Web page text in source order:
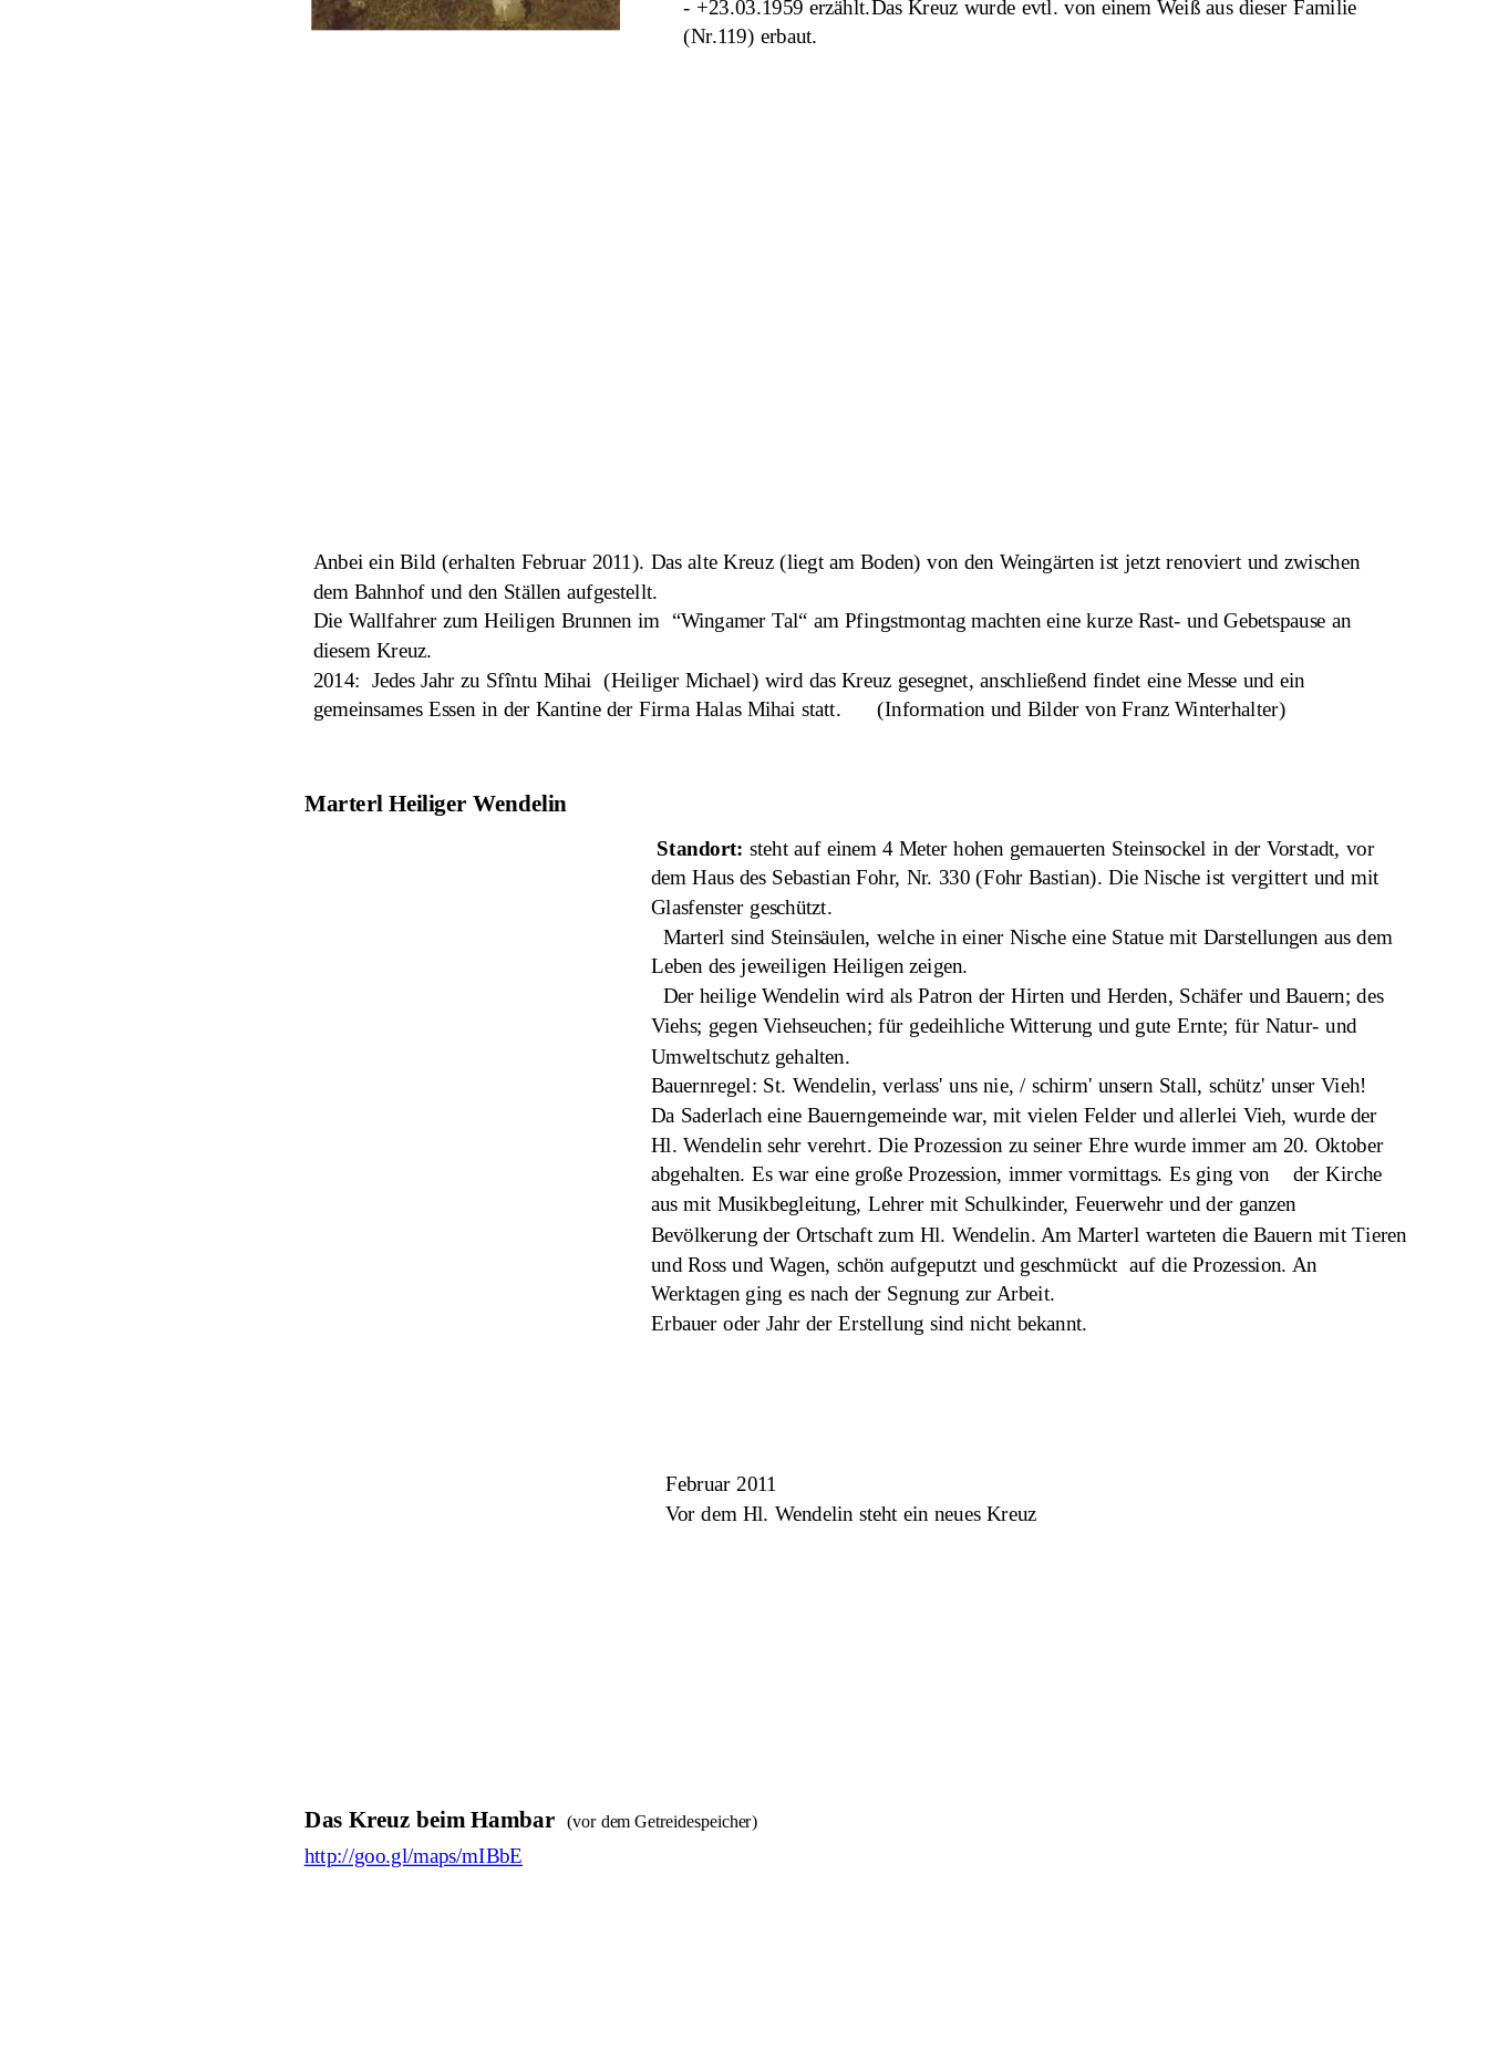
http://goo.gl/maps/mIBbE
Das Kreuz beim Hambar (vor dem Getreidespeicher)
Februar 2011
Vor dem Hl. Wendelin steht ein neues Kreuz
Standort: steht auf einem 4 Meter hohen gemauerten Steinsockel in der Vorstadt, vor
dem Haus des Sebastian Fohr, Nr. 330 (Fohr Bastian). Die Nische ist vergittert und mit
Glasfenster geschützt.
  Marterl sind Steinsäulen, welche in einer Nische eine Statue mit Darstellungen aus dem
Leben des jeweiligen Heiligen zeigen.
  Der heilige Wendelin wird als Patron der Hirten und Herden, Schäfer und Bauern; des
Viehs; gegen Viehseuchen; für gedeihliche Witterung und gute Ernte; für Natur- und
Umweltschutz gehalten.
Bauernregel: St. Wendelin, verlass' uns nie, / schirm' unsern Stall, schütz' unser Vieh!
Da Saderlach eine Bauerngemeinde war, mit vielen Felder und allerlei Vieh, wurde der
Hl. Wendelin sehr verehrt. Die Prozession zu seiner Ehre wurde immer am 20. Oktober
abgehalten. Es war eine große Prozession, immer vormittags. Es ging von    der Kirche
aus mit Musikbegleitung, Lehrer mit Schulkinder, Feuerwehr und der ganzen
Bevölkerung der Ortschaft zum Hl. Wendelin. Am Marterl warteten die Bauern mit Tieren
und Ross und Wagen, schön aufgeputzt und geschmückt  auf die Prozession. An
Werktagen ging es nach der Segnung zur Arbeit.
Erbauer oder Jahr der Erstellung sind nicht bekannt.
Marterl Heiliger Wendelin
Anbei ein Bild (erhalten Februar 2011). Das alte Kreuz (liegt am Boden) von den Weingärten ist jetzt renoviert und zwischen
dem Bahnhof und den Ställen aufgestellt.
Die Wallfahrer zum Heiligen Brunnen im  “Wingamer Tal“ am Pfingstmontag machten eine kurze Rast- und Gebetspause an
diesem Kreuz.
2014:  Jedes Jahr zu Sfîntu Mihai  (Heiliger Michael) wird das Kreuz gesegnet, anschließend findet eine Messe und ein
gemeinsames Essen in der Kantine der Firma Halas Mihai statt.      (Information und Bilder von Franz Winterhalter)
- +23.03.1959 erzählt.Das Kreuz wurde evtl. von einem Weiß aus dieser Familie
(Nr.119) erbaut.